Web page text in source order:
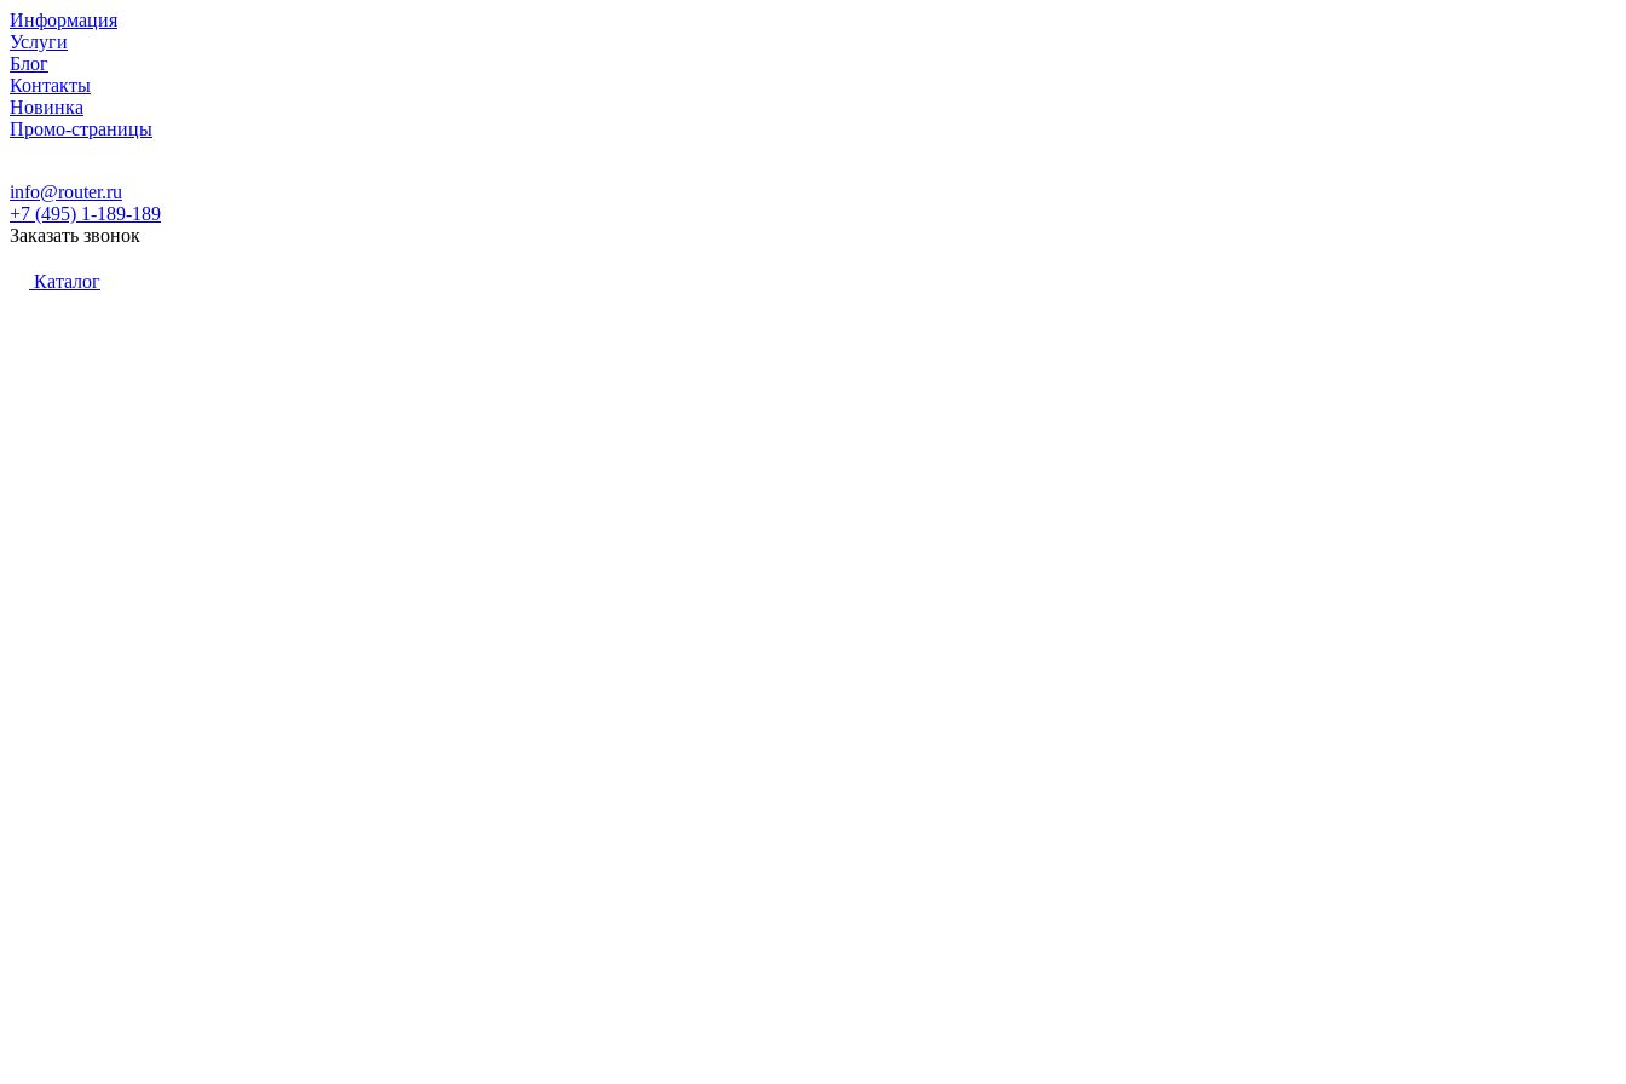
Информация
Услуги
Блог
Контакты
Новинка
Промо-страницы
info@router.ru
+7 (495) 1-189-189
Заказать звонок
Каталог